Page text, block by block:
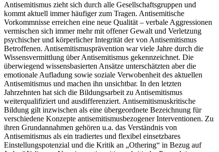
Antisemitismus zieht sich durch alle Gesellschaftsgruppen und
kommt aktuell immer häufiger zum Tragen. Antisemitische
Vorkommnisse erreichen eine neue Qualität – verbale Aggressionen
vermischen sich immer mehr mit offener Gewalt und Verletzung
psychischer und körperlicher Integrität der von Antisemitismus
Betroffenen. Antisemitismusprävention war viele Jahre durch die
Wissensvermittlung über Antisemitismus gekennzeichnet. Die
überwiegend wissensbasierten Ansätze unterschätzten aber die
emotionale Aufladung sowie soziale Verwobenheit des aktuellen
Antisemitismus und machen ihn unsichtbar. In den letzten
Jahrzehnten hat sich die Bildungsarbeit zu Antisemitismus
weiterqualifiziert und ausdifferenziert. Antisemitismuskritische
Bildung gilt inzwischen als eine übergeordnete Bezeichnung für
verschiedene Konzepte antisemitismusbezogener Interventionen. Zu
ihren Grundannahmen gehören u.a. das Verständnis von
Antisemitismus als ein tradiertes und flexibel einsetzbares
Einstellungspotenzial und die Kritik an „Othering“ in Bezug auf